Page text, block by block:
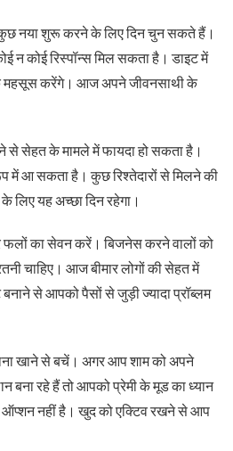
नया शुरू करने के लिए दिन चुन सकते हैं।
न कोई रिस्पॉन्स मिल सकता है। डाइट में
महसूस करेंगे। आज अपने जीवनसाथी के
से सेहत के मामले में फायदा हो सकता है।
आ सकता है। कुछ रिश्तेदारों से मिलने की
लिए यह अच्छा दिन रहेगा।
का सेवन करें। बिजनेस करने वालों को
चाहिए। आज बीमार लोगों की सेहत में
से आपको पैसों से जुड़ी ज्यादा प्रॉब्लम
खाने से बचें। अगर आप शाम को अपने
बना रहे हैं तो आपको प्रेमी के मूड का ध्यान
ऑप्शन नहीं है। खुद को एक्टिव रखने से आप